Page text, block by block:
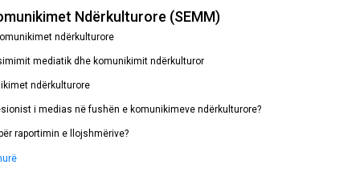
ndërkulturore
mediatik dhe komunikimit ndërkulturor
ndërkulturore
i medias në fushën e komunikimeve ndërkulturore?
raportimin e llojshmërive?
Ndërkulturore (SEMM)